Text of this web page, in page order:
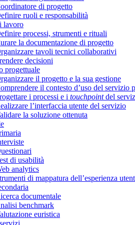
di progetto
ruoli e responsabilità
lavoro
processi, strumenti e rituali
la documentazione di progetto
tavoli tecnici collaborativi
decisioni
progettuale
il progetto e la sua gestione
il contesto d’uso del servizio
i processi e i touchpointdel
l’interfaccia utente del servizio
la soluzione ottenuta
di usabilità
analytics
di mappatura dell’esperienza
documentale
benchmark
euristica